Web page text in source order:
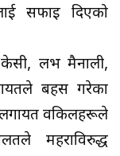
सफाइ दिएको
केसी, लभ मैनाली,
बहस गरेका
लगायत वकिलहरूले
महराविरुद्ध